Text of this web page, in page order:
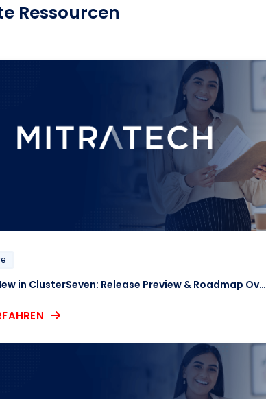
Ressourcen
What’s New in ClusterSeven: Release Preview & Roadmap Overview